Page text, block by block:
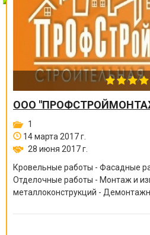
ООО
1
14 марта 2017 г.
28 июня 2017 г.
Кровельные работы - Фасадные
Отделочные работы - Монтаж и
металлоконструкций -